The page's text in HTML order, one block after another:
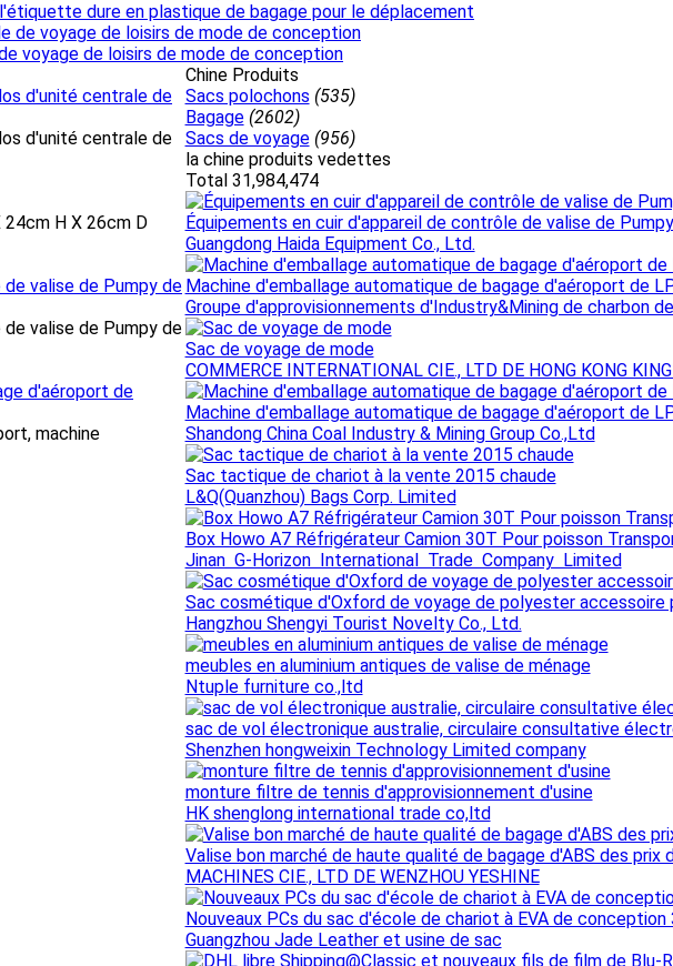
dure en plastique de bagage pour le déplacement
voyage de loisirs de mode de conception
d'unité centrale de
d'unité centrale de
H X 26cm D
valise de Pumpy de
valise de Pumpy de
d'aéroport de
machine
Chine Produits
Sacs polochons (535)
Bagage (2602)
Sacs de voyage (956)
la chine produits vedettes
Total 31,984,474
Équipements en cuir d'appareil de contrôle de valise de
Guangdong Haida Equipment Co., Ltd.
Machine d'emballage automatique de bagage d'aéroport de
Groupe d'approvisionnements d'Industry&Mining de charbon
Sac de voyage de mode
COMMERCE INTERNATIONAL CIE., LTD DE HONG KONG
Machine d'emballage automatique de bagage d'aéroport de
Shandong China Coal Industry & Mining Group Co.,Ltd
Sac tactique de chariot à la vente 2015 chaude
L&Q(Quanzhou) Bags Corp. Limited
Box Howo A7 Réfrigérateur Camion 30T Pour poisson
Jinan G-Horizon International Trade Company Limited
Sac cosmétique d'Oxford de voyage de polyester accessoire
Hangzhou Shengyi Tourist Novelty Co., Ltd.
meubles en aluminium antiques de valise de ménage
Ntuple furniture co.,ltd
sac de vol électronique australie, circulaire consultative
Shenzhen hongweixin Technology Limited company
monture filtre de tennis d'approvisionnement d'usine
HK shenglong international trade co,ltd
Valise bon marché de haute qualité de bagage d'ABS des prix
MACHINES CIE., LTD DE WENZHOU YESHINE
Nouveaux PCs du sac d'école de chariot à EVA de conception
Guangzhou Jade Leather et usine de sac